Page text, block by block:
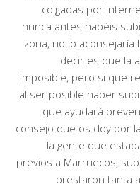
colgadas por
nunca antes habéis
zona, no lo aconsejaría
decir es que la
imposible, pero si que
al ser posible haber
que ayudará
consejo que os doy por
la gente que
previos a Marruecos,
prestaron tanta